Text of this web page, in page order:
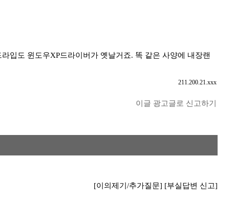
입도 윈도우XP드라이버가 옛날거죠. 똑 같은 사양에 내장랜
211.200.21.xxx
이글 광고글로 신고하기
[이의제기/추가질문] [부실답변 신고]